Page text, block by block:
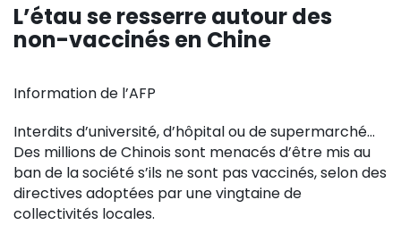
L’étau se resserre autour des
non-vaccinés en Chine
Information de l’AFP
Interdits d’université, d’hôpital ou de supermarché…
Des millions de Chinois sont menacés d’être mis au
ban de la société s’ils ne sont pas vaccinés, selon des
directives adoptées par une vingtaine de
collectivités locales.